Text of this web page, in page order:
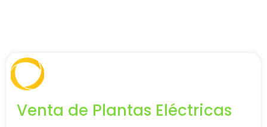
Venta de Plantas Eléctricas